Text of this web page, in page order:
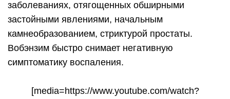
заболеваниях, отягощенных обширными
застойными явлениями, начальным
камнеобразованием, стриктурой простаты.
Вобэнзим быстро снимает негативную
симптоматику воспаления.
[media=https://www.youtube.com/watch?